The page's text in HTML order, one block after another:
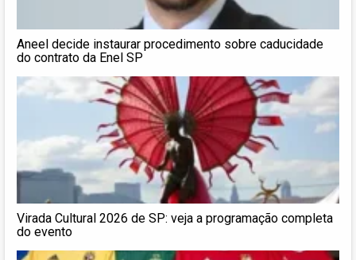
Aneel decide instaurar procedimento sobre caducidade
do contrato da Enel SP
Virada Cultural 2026 de SP: veja a programação completa
do evento